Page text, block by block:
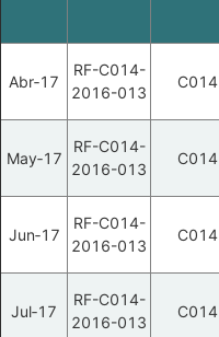
Abr‑17
RF-C014-
2016-013
C014
May‑17
RF-C014-
2016-013
C014
Jun‑17
RF-C014-
2016-013
C014
Jul‑17
RF-C014-
2016-013
C014